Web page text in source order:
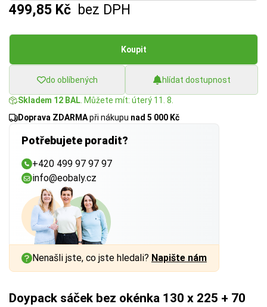
499,85 Kč bez DPH
Koupit
do oblíbených hlídat dostupnost
Skladem 12 BAL . Můžete mít: úterý 11. 8.
Doprava ZDARMApři nákupu nad 5 000 Kč
Potřebujete poradit?
+420 499 97 97 97
info@eobaly.cz
Nenašli jste, co jste hledali? Napište nám
Doypack sáček bez okénka 130 x 225 + 70